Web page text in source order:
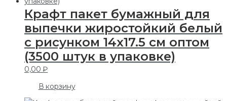
Крафт пакет бумажный для
выпечки жиростойкий белый
с рисунком 14х17.5 см оптом
(3500 штук в упаковке)
0,00₽
В корзину